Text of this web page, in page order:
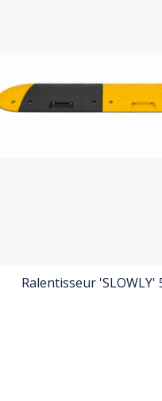
Ralentisseur 'SLOWLY'